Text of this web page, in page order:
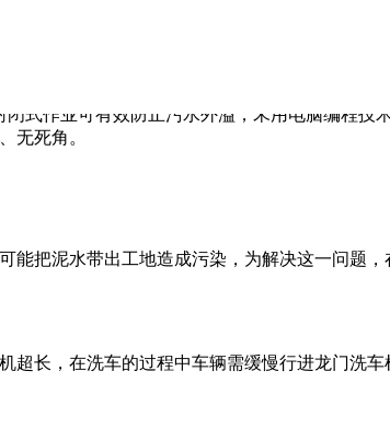
，通过冲洗可以y效去除清洗部位的泥土灰尘
式作业可有效防止污水外溢；釆用电脑编程技
无死角。
能把泥水带出工地造成污染，为解决这一问题
长，在洗车的过程中车辆需缓慢行进龙门洗